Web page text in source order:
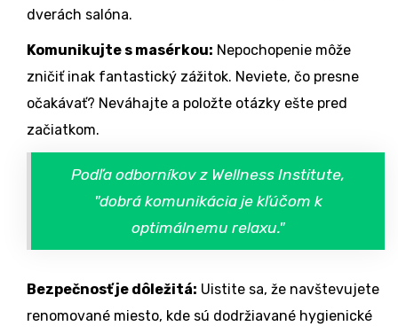
dverách salóna.
Komunikujte s masérkou: Nepochopenie môže
zničiť inak fantastický zážitok. Neviete, čo presne
očakávať? Neváhajte a položte otázky ešte pred
začiatkom.
Podľa odborníkov z Wellness Institute,
"dobrá komunikácia je kľúčom k
optimálnemu relaxu."
Bezpečnosť je dôležitá: Uistite sa, že navštevujete
renomované miesto, kde sú dodržiavané hygienické